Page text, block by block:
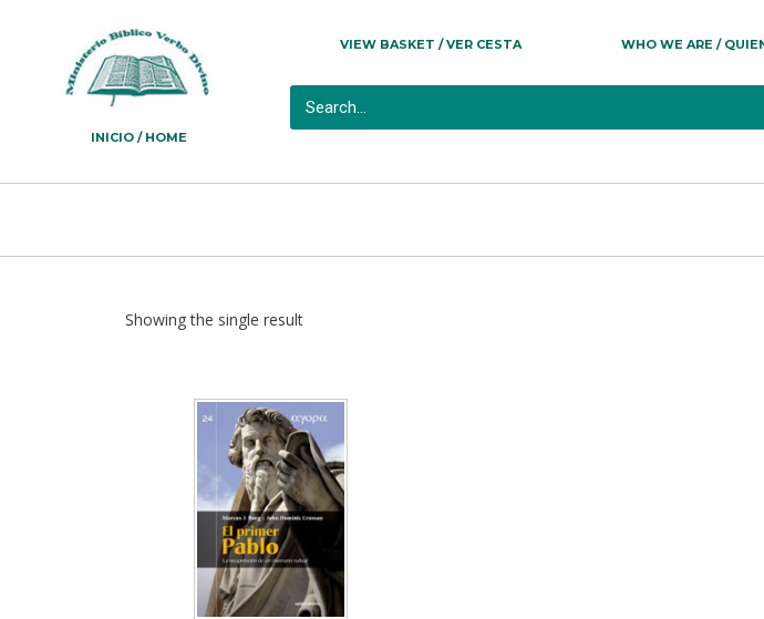
INICIO / HOME
VIEW BASKET / VER CESTA WHO WE ARE /
Showing the single result